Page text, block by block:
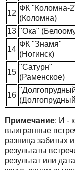
12
ФК "Коломна-
(Коломна)
13 "Ока"
14
ФК "Знамя"
(Ногинск)
15
"Сатурн"
(Раменское)
16
Примечание: И -
выигранные
разница забитых
результаты
результат или